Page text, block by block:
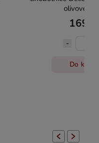
olivovém
169
Do
Previous Next